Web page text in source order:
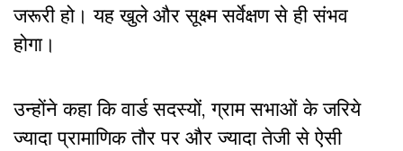
जरूरी हो। यह खुले और सूक्ष्म सर्वेक्षण से ही संभव
होगा।
उन्होंने कहा कि वार्ड सदस्यों, ग्राम सभाओं के जरिये
ज्यादा प्रामाणिक तौर पर और ज्यादा तेजी से ऐसी